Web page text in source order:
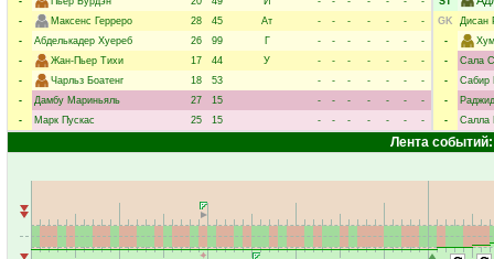
-
Максенс Герреро 28 45 Ат - - - - - -
-
-
Абделькадер Хуереб 26 99 Г - - - - - -
-
-
Жан-Пьер Тихи 17 44 У - - - - - -
-
-
Чарльз Боатенг 18 53 - - - - - -
-
-
Дамбу Мариньяль 27 15 - - - - - -
-
-
Марк Пускас 25 15 - - - - - - -
GK
Дисан
-
-
Сала
-
Сабир
-
-
Салла
Лента событий: